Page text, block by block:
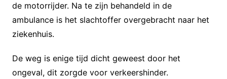
de motorrijder. Na te zijn behandeld in de
ambulance is het slachtoffer overgebracht naar het
ziekenhuis.
De weg is enige tijd dicht geweest door het
ongeval, dit zorgde voor verkeershinder.